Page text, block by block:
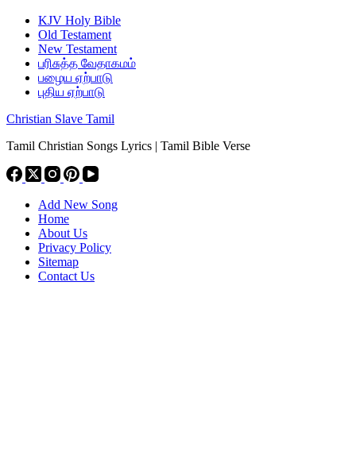
KJV Holy Bible
Old Testament
New Testament
பரிசுத்த வேதாகமம்
பழைய ஏற்பாடு
புதிய ஏற்பாடு
Christian Slave Tamil
Tamil Christian Songs Lyrics | Tamil Bible Verse
Add New Song
Home
About Us
Privacy Policy
Sitemap
Contact Us